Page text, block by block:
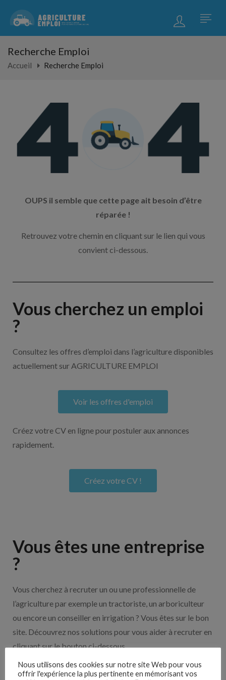
Recherche Emploi
Accueil Recherche Emploi
OUPS il semble que cette page ait besoin d’être
réparée !
Retrouvez votre chemin en cliquant sur le lien qui vous
convient ci-dessous.
Vous cherchez un emploi
?
Consultez les offres d’emploi dans l’agriculture disponibles
actuellement sur AGRICULTURE EMPLOI
Voir les offres d'emploi
Créez votre CV en ligne pour postuler aux annonces
rapidement.
Créez votre CV !
Vous êtes une entreprise
?
Vous cherchez à recruter un ou une professionnelle de
l’agriculture par exemple un tractoriste, un arboriculteur
ou encore un conseiller en irrigation ? Vous êtes sur le bon
site. Découvrez nos solutions pour vous aider à recruter en
cliquant sur le bouton ci-dessous.
Nos solutions entreprises
Nous utilisons des cookies sur notre site Web pour vous
offrir l'expérience la plus pertinente en mémorisant vos